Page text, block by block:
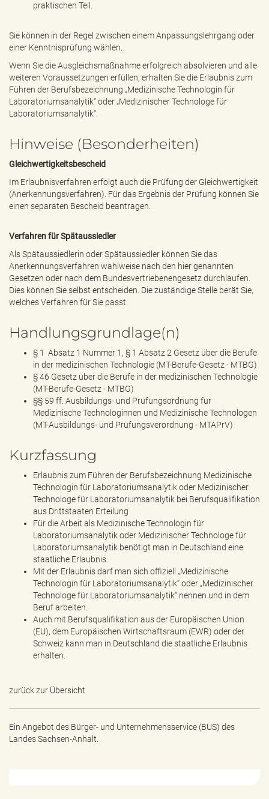
praktischen Teil.
Sie können in der Regel zwischen einem Anpassungslehrgang oder
einer Kenntnisprüfung wählen.
Wenn Sie die Ausgleichsmaßnahme erfolgreich absolvieren und alle
weiteren Voraussetzungen erfüllen, erhalten Sie die Erlaubnis zum
Führen der Berufsbezeichnung „Medizinische Technologin für
Laboratoriumsanalytik“ oder „Medizinischer Technologe für
Laboratoriumsanalytik“.
Hinweise (Besonderheiten)
Gleichwertigkeitsbescheid
Im Erlaubnisverfahren erfolgt auch die Prüfung der Gleichwertigkeit
(Anerkennungsverfahren). Für das Ergebnis der Prüfung können Sie
einen separaten Bescheid beantragen.
Verfahren für Spätaussiedler
Als Spätaussiedlerin oder Spätaussiedler können Sie das
Anerkennungsverfahren wahlweise nach den hier genannten
Gesetzen oder nach dem Bundesvertriebenengesetz durchlaufen.
Dies können Sie selbst entscheiden. Die zuständige Stelle berät Sie,
welches Verfahren für Sie passt.
Handlungsgrundlage(n)
§ 1 Absatz 1 Nummer 1, § 1 Absatz 2 Gesetz über die Berufe
in der medizinischen Technologie (MT-Berufe-Gesetz - MTBG)
§ 46 Gesetz über die Berufe in der medizinischen Technologie
(MT-Berufe-Gesetz - MTBG)
§§ 59 ff. Ausbildungs- und Prüfungsordnung für
Medizinische Technologinnen und Medizinische Technologen
(MT-Ausbildungs- und Prüfungsverordnung - MTAPrV)
Kurzfassung
Erlaubnis zum Führen der Berufsbezeichnung Medizinische
Technologin für Laboratoriumsanalytik oder Medizinischer
Technologe für Laboratoriumsanalytik bei Berufsqualifikation
aus Drittstaaten Erteilung
Für die Arbeit als Medizinische Technologin für
Laboratoriumsanalytik oder Medizinischer Technologe für
Laboratoriumsanalytik benötigt man in Deutschland eine
staatliche Erlaubnis.
Mit der Erlaubnis darf man sich offiziell „Medizinische
Technologin für Laboratoriumsanalytik“ oder „Medizinischer
Technologe für Laboratoriumsanalytik“ nennen und in dem
Beruf arbeiten.
Auch mit Berufsqualifikation aus der Europäischen Union
(EU), dem Europäischen Wirtschaftsraum (EWR) oder der
Schweiz kann man in Deutschland die staatliche Erlaubnis
erhalten.
zurück zur Übersicht
Ein Angebot des Bürger- und Unternehmensservice (BUS) des
Landes Sachsen-Anhalt.